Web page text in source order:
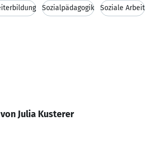
Sozialpädagogik Soziale Arbeit
Julia Kusterer